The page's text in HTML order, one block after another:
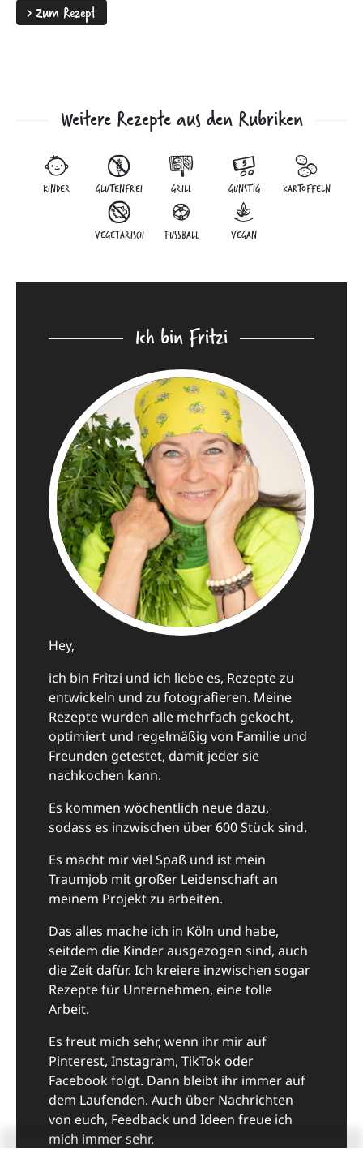
>Zum Rezept
Weitere Rezepte aus den Rubriken
KINDER GLUTENFREI GRILL GÜNSTIG KARTOFFELN
VEGETARISCH FUSSBALL VEGAN
Ich bin Fritzi
Hey,
ich bin Fritzi und ich liebe es, Rezepte zu
entwickeln und zu fotografieren. Meine
Rezepte wurden alle mehrfach gekocht,
optimiert und regelmäßig von Familie und
Freunden getestet, damit jeder sie
nachkochen kann.
Es kommen wöchentlich neue dazu,
sodass es inzwischen über 600 Stück sind.
Es macht mir viel Spaß und ist mein
Traumjob mit großer Leidenschaft an
meinem Projekt zu arbeiten.
Das alles mache ich in Köln und habe,
seitdem die Kinder ausgezogen sind, auch
die Zeit dafür. Ich kreiere inzwischen sogar
Rezepte für Unternehmen, eine tolle
Arbeit.
Es freut mich sehr, wenn ihr mir auf
Pinterest, Instagram, TikTok oder
Facebook folgt. Dann bleibt ihr immer auf
dem Laufenden. Auch über Nachrichten
von euch, Feedback und Ideen freue ich
mich immer sehr.